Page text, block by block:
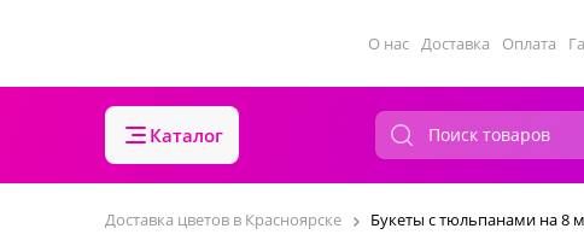
О нас Доставка Оплата
Каталог
Доставка цветов в Красноярске Букеты с тюльпанами на 8